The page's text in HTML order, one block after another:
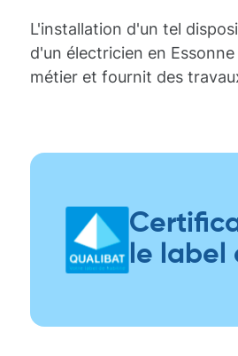
L'installation d'un tel
d'un électricien en
métier et fournit des
le